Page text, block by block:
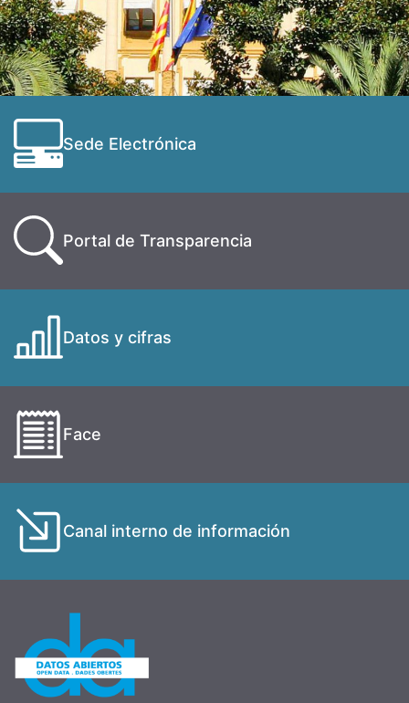
Sede Electrónica
Portal de Transparencia
Datos y cifras
Face
Canal interno de información